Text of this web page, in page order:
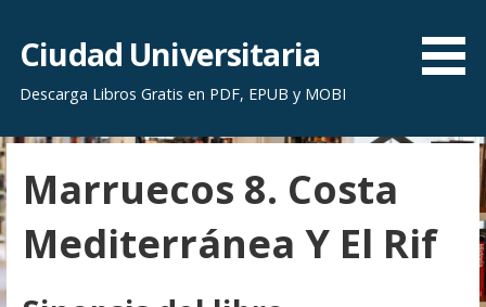
r
a
l
c
o
n
Ciudad Universitaria
Descarga Libros Gratis en PDF, EPUB y MOBI
Marruecos 8. Costa
Mediterránea Y El Rif